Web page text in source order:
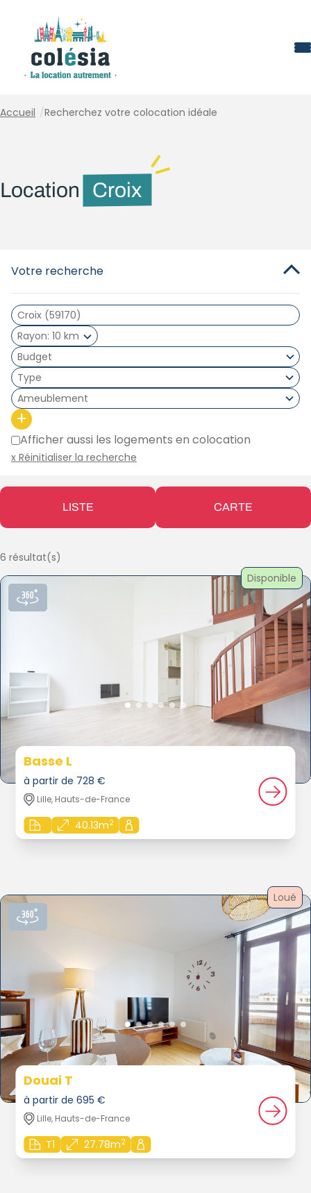
Accueil /Recherchez votre colocation idéale
Location Croix
Votre recherche
Rayon 10 km
Type
Ameublement
+
Afficher aussi les logements en colocation
x Réinitialiser la recherche
LISTE CARTE
6 résultat(s)
Disponible
Basse L
à partir de 728 €
Lille, Hauts-de-France
40.13m2
Loué
Douai T
à partir de 695 €
Lille, Hauts-de-France
T1 27.78m2